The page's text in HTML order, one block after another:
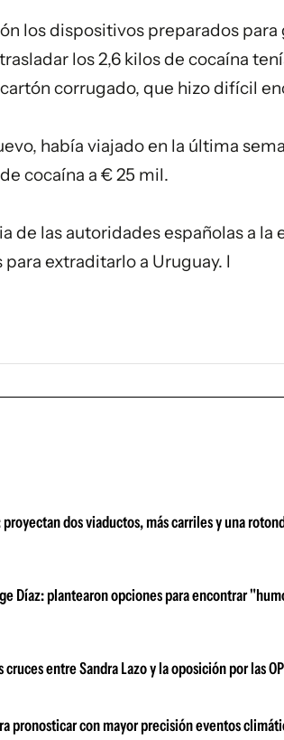
los dispositivos preparados para
los 2,6 kilos de cocaína
corrugado, que hizo difícil
había viajado en la última
cocaína a € 25 mil.
de las autoridades españolas a la
extraditarlo a Uruguay. l
dos viaductos, más carriles y una
Díaz: plantearon opciones para encontrar
entre Sandra Lazo y la oposición por las
pronosticar con mayor precisión eventos